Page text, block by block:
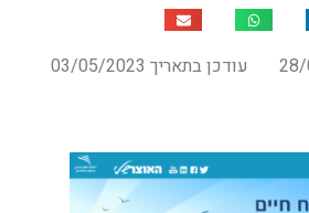
עודכן בתאריך 03/05/2023